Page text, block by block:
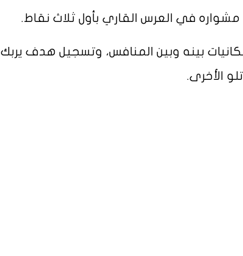
مشواره في العرس القاري بأول ثلاث نقاط.
بينه وبين المنافس، وتسجيل هدف يربك
الأخرى.